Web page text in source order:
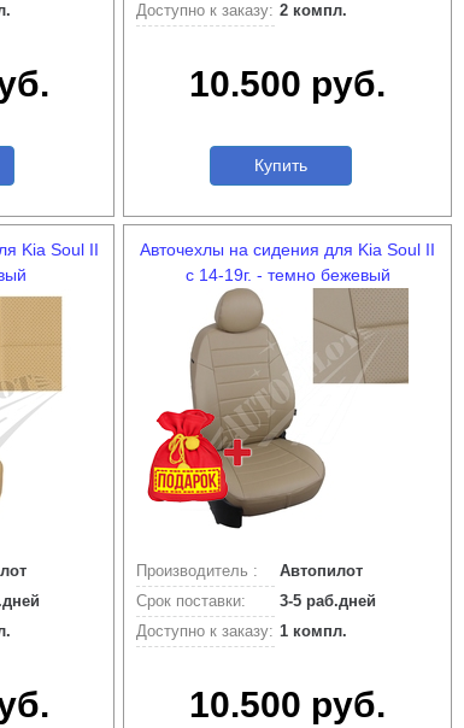
Доступно к заказу: 2 компл.
10.500 руб.
Купить
Kia Soul II
Авточехлы на сидения для Kia Soul II
с 14-19г. - темно бежевый
Производитель :
Автопилот
Срок поставки:
3-5 раб.дней
Доступно к заказу: 1 компл.
10.500 руб.